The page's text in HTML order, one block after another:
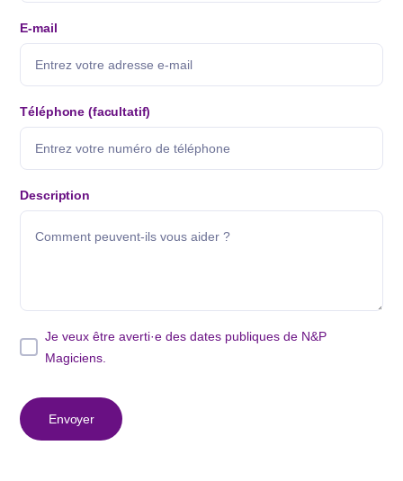
E-mail
Téléphone (facultatif)
Description
Je veux être averti·e des dates publiques de N&P
Magiciens.